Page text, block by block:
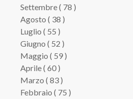
Settembre ( 78 )
Agosto ( 38 )
Luglio ( 55 )
Giugno ( 52 )
Maggio ( 59 )
Aprile ( 60 )
Marzo ( 83 )
Febbraio ( 75 )